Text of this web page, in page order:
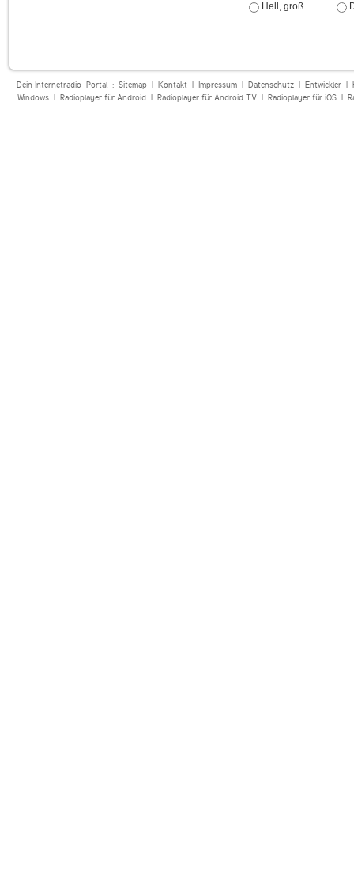
Hell, groß
Dein Internetradio-Portal : Sitemap| Kontakt| Impressum| Datenschutz| Entwickler|
Windows| Radioplayer für Android| Radioplayer für Android TV| Radioplayer für iOS|